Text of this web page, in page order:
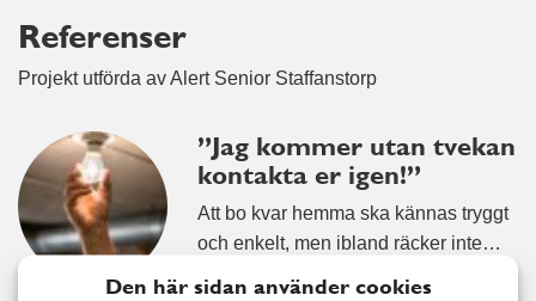
Referenser
Projekt utförda av Alert Senior Staffanstorp
”Jag kommer utan tvekan
kontakta er igen!”
Att bo kvar hemma ska kännas tryggt
och enkelt, men ibland räcker inte…
Läs mer
Den här sidan använder cookies